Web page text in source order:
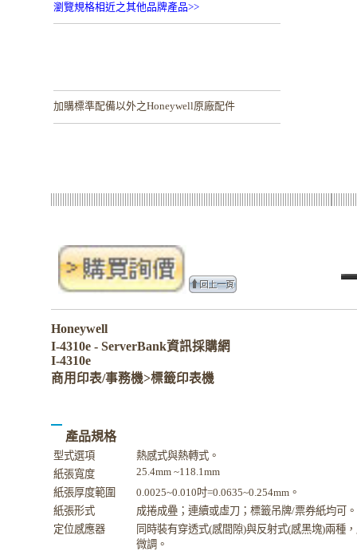
瀏覽規格相近之其他品牌產品>>
加購標準配備以外之Honeywell原廠配件
Honeywell
I-4310e - ServerBank資訊採購網
I-4310e
商用印表/事務機>標籤印表機
產品規格
型式選項
熱感式與熱轉式。
紙張寬度
25.4mm ~118.1mm
紙張厚度範圍
0.0025~0.010 吋=0.0635~0.254mm。
紙張形式
成捲成疉；連續或虛刀；標籤吊牌/票券紙均可。
定位感應器
同時裝有穿透式(感間隙)與反射式(感黑塊)兩種
微調。